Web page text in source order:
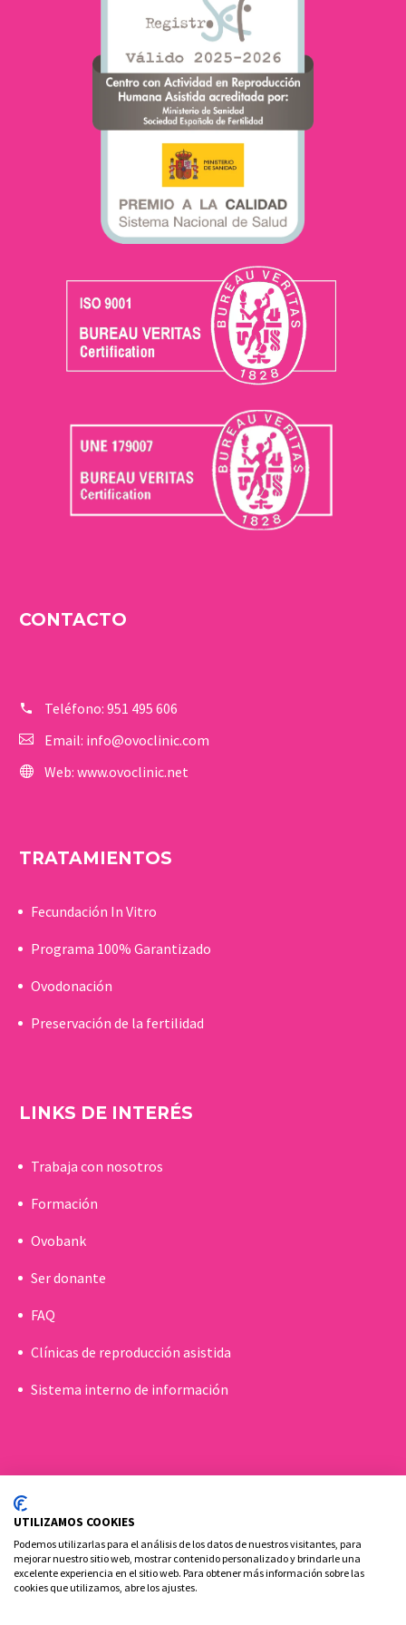
CONTACTO
Teléfono: 951 495 606
Email: info@ovoclinic.com
Web: www.ovoclinic.net
TRATAMIENTOS
Fecundación In Vitro
Programa 100% Garantizado
Ovodonación
Preservación de la fertilidad
LINKS DE INTERÉS
Trabaja con nosotros
Formación
Ovobank
Ser donante
FAQ
Clínicas de reproducción asistida
Sistema interno de información
UTILIZAMOS COOKIES
Podemos utilizarlas para el análisis de los datos de nuestros visitantes, para
mejorar nuestro sitio web, mostrar contenido personalizado y brindarle una
excelente experiencia en el sitio web. Para obtener más información sobre las
cookies que utilizamos, abre los ajustes.